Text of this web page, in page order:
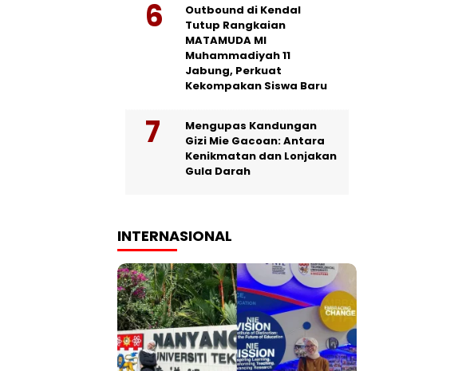
Outbound di Kendal
Tutup Rangkaian
MATAMUDA MI
Muhammadiyah 11
Jabung, Perkuat
Kekompakan Siswa Baru
Mengupas Kandungan
Gizi Mie Gacoan: Antara
Kenikmatan dan Lonjakan
Gula Darah
INTERNASIONAL